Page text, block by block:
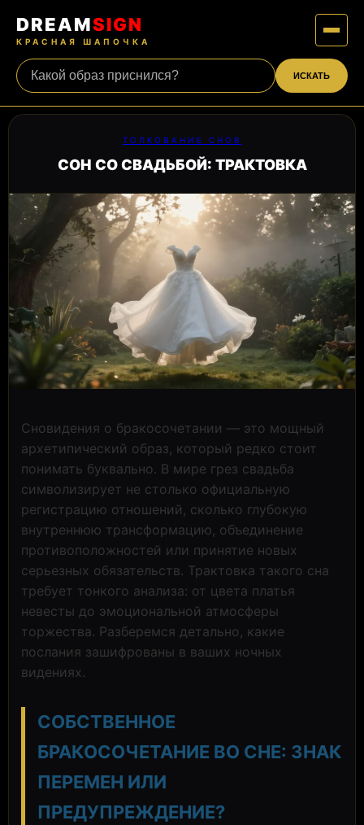
DREAMSIGN
КРАСНАЯ ШАПОЧКА
ИСКАТЬ
ТОЛКОВАНИЕ СНОВ
СОН СО СВАДЬБОЙ: ТРАКТОВКА
Сновидения о бракосочетании — это мощный
архетипический образ, который редко стоит
понимать буквально. В мире грез свадьба
символизирует не столько официальную
регистрацию отношений, сколько глубокую
внутреннюю трансформацию, объединение
противоположностей или принятие новых
серьезных обязательств. Трактовка такого сна
требует тонкого анализа: от цвета платья
невесты до эмоциональной атмосферы
торжества. Разберемся детально, какие
послания зашифрованы в ваших ночных
видениях.
СОБСТВЕННОЕ
БРАКОСОЧЕТАНИЕ ВО СНЕ: ЗНАК
ПЕРЕМЕН ИЛИ
ПРЕДУПРЕЖДЕНИЕ?